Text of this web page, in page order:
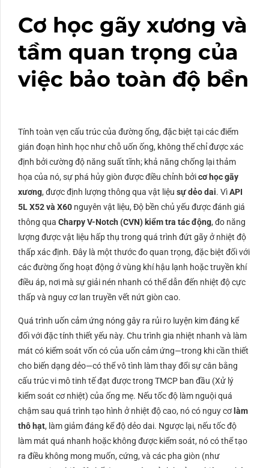
Cơ học gãy xương và
tầm quan trọng của
việc bảo toàn độ bền
Tính toàn vẹn cấu trúc của đường ống, đặc biệt tại các điểm
gián đoạn hình học như chỗ uốn ống, không thể chỉ được xác
định bởi cường độ năng suất tĩnh; khả năng chống lại thảm
họa của nó, sự phá hủy giòn được điều chỉnh bởicơ học gãy
xương, được định lượng thông qua vật liệu sự dẻo dai. VìAPI
5L X52 và X60 nguyên vật liệu, Độ bền chủ yếu được đánh giá
thông qua Charpy V-Notch (CVN) kiểm tra tác động, đo năng
lượng được vật liệu hấp thụ trong quá trình đứt gãy ở nhiệt độ
thấp xác định. Đây là một thước đo quan trọng, đặc biệt đối với
các đường ống hoạt động ở vùng khí hậu lạnh hoặc truyền khí
điều áp, nơi mà sự giải nén nhanh có thể dẫn đến nhiệt độ cực
thấp và nguy cơ lan truyền vết nứt giòn cao.
Quá trình uốn cảm ứng nóng gây ra rủi ro luyện kim đáng kể
đối với đặc tính thiết yếu này. Chu trình gia nhiệt nhanh và làm
mát có kiểm soát vốn có của uốn cảm ứng—trong khi cần thiết
cho biến dạng dẻo—có thể vô tình làm thay đổi sự cân bằng
cấu trúc vi mô tinh tế đạt được trong TMCP ban đầu (Xử lý
kiểm soát cơ nhiệt) của ống mẹ. Nếu tốc độ làm nguội quá
chậm sau quá trình tạo hình ở nhiệt độ cao, nó có nguy cơ làm
thô hạt, làm giảm đáng kể độ dẻo dai. Ngược lại, nếu tốc độ
làm mát quá nhanh hoặc không được kiểm soát, nó có thể tạo
ra điều không mong muốn, cứng, và các pha giòn (như